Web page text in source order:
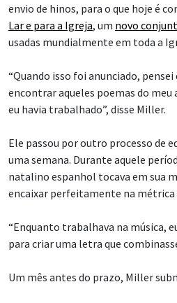
envio de hinos, para o que hoje é
Lar e para a Igreja, um novo
usadas mundialmente em toda a
“Quando isso foi anunciado,
encontrar aqueles poemas do meu
eu havia trabalhado”, disse Miller.
Ele passou por outro processo de
uma semana. Durante aquele
natalino espanhol tocava em sua
encaixar perfeitamente na métrica
“Enquanto trabalhava na música,
para criar uma letra que
Um mês antes do prazo, Miller